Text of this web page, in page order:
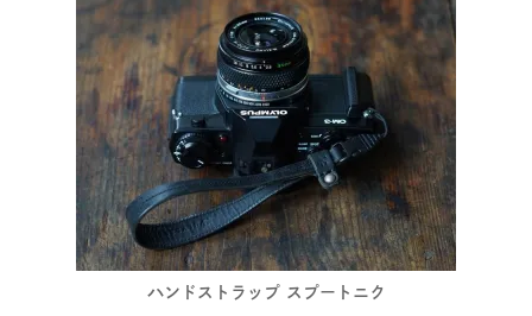
ハンドストラップ スプートニク